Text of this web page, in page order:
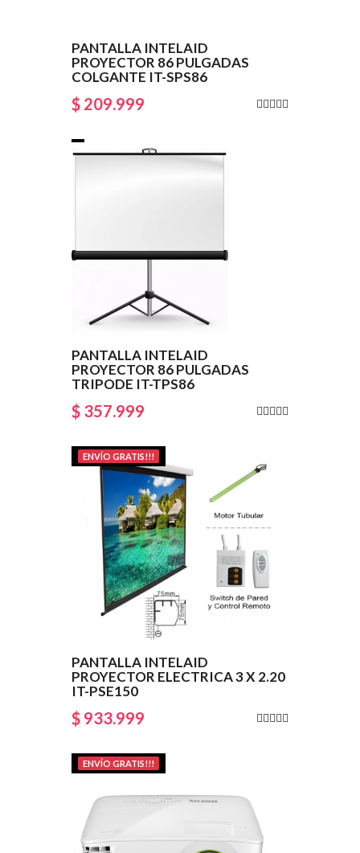
PANTALLA INTELAID
PROYECTOR 86 PULGADAS
COLGANTE IT-SPS86
$ 209.999
PANTALLA INTELAID
PROYECTOR 86 PULGADAS
TRIPODE IT-TPS86
$ 357.999
ENVÍO GRATIS!!!
PANTALLA INTELAID
PROYECTOR ELECTRICA 3 X 2.20
IT-PSE150
$ 933.999
ENVÍO GRATIS!!!